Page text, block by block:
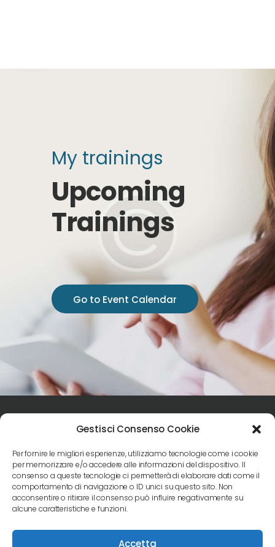
Gestisci Consenso Cookie
Per fornire le migliori esperienze, utilizziamo tecnologie come i cookie
per memorizzare e/o accedere alle informazioni del dispositivo. Il
consenso a queste tecnologie ci permetterà di elaborare dati come il
comportamento di navigazione o ID unici su questo sito. Non
acconsentire o ritirare il consenso può influire negativamente su
alcune caratteristiche e funzioni.
Accetta
My trainings
Upcoming
Trainings
Go to Event Calendar
Seguici sui social